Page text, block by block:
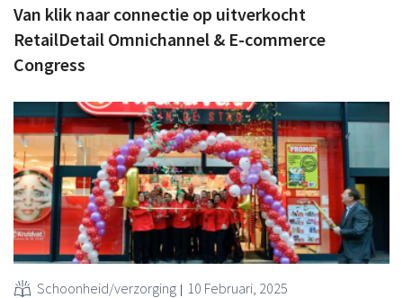
Van klik naar connectie op uitverkocht
RetailDetail Omnichannel & E-commerce
Congress
Schoonheid/verzorging 10 Februari, 2025